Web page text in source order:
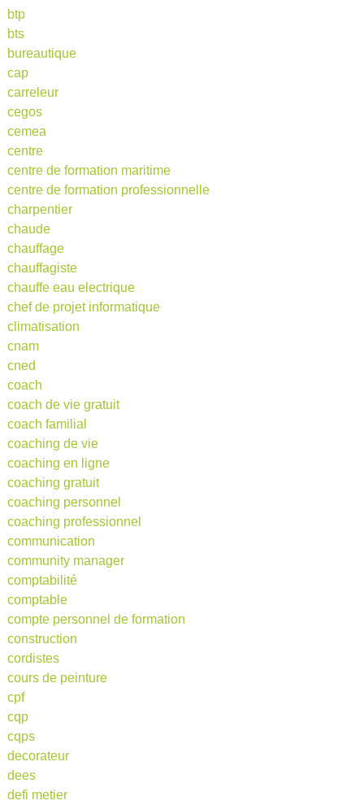
btp
bts
bureautique
cap
carreleur
cegos
cemea
centre
centre de formation maritime
centre de formation professionnelle
charpentier
chaude
chauffage
chauffagiste
chauffe eau electrique
chef de projet informatique
climatisation
cnam
cned
coach
coach de vie gratuit
coach familial
coaching de vie
coaching en ligne
coaching gratuit
coaching personnel
coaching professionnel
communication
community manager
comptabilité
comptable
compte personnel de formation
construction
cordistes
cours de peinture
cpf
cqp
cqps
decorateur
dees
defi metier